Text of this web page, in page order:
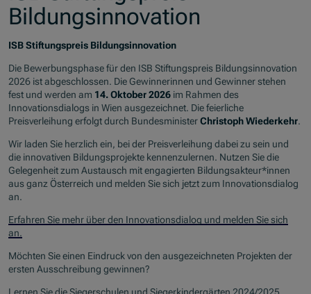
Bildungsinnovation
ISB Stiftungspreis Bildungsinnovation
Die Bewerbungsphase für den ISB Stiftungspreis Bildungsinnovation
2026 ist abgeschlossen. Die Gewinnerinnen und Gewinner stehen
fest und werden am 14. Oktober 2026 im Rahmen des
Innovationsdialogs in Wien ausgezeichnet. Die feierliche
Preisverleihung erfolgt durch BundesministerChristoph Wiederkehr.
Wir laden Sie herzlich ein, bei der Preisverleihung dabei zu sein und
die innovativen Bildungsprojekte kennenzulernen. Nutzen Sie die
Gelegenheit zum Austausch mit engagierten Bildungsakteur*innen
aus ganz Österreich und melden Sie sich jetzt zum Innovationsdialog
an.
Erfahren Sie mehr über den Innovationsdialog und melden Sie sich
an.
Möchten Sie einen Eindruck von den ausgezeichneten Projekten der
ersten Ausschreibung gewinnen?